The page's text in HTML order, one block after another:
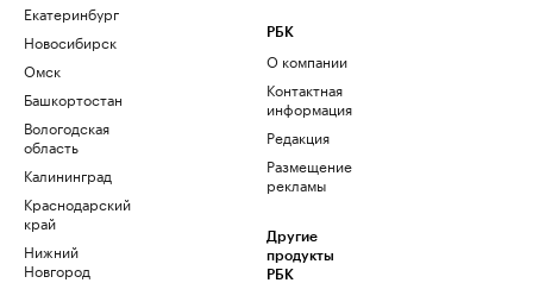
Екатеринбург
Новосибирск
Омск
Башкортостан
Вологодская
область
Калининград
Краснодарский
край
Нижний
Новгород
РБК
О компании
Контактная
информация
Редакция
Размещение
рекламы
Другие
продукты
РБК